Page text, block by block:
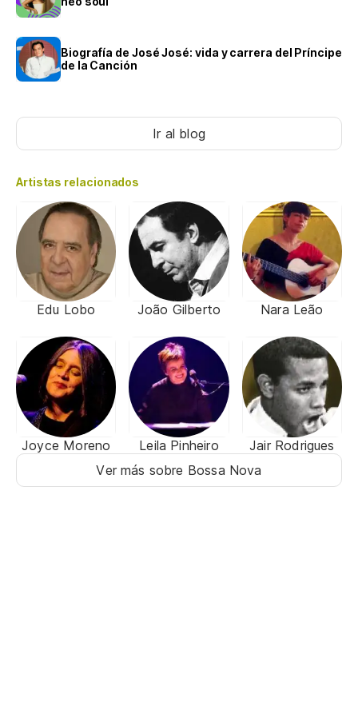
Biografía de José José: vida y carrera del Príncipe
de la Canción
Ir al blog
Artistas relacionados
Edu Lobo João Gilberto Nara Leão
Joyce Moreno Leila Pinheiro
Jair Rodrigues
Ver más sobre Bossa Nova